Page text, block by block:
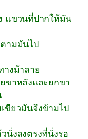
แขวนที่ปากให้มัน
ามมันไป
งม้าลาย
ขาหลังและยกขา
ขียวมันจึงข้ามไป
นั่งลงตรงที่นั่งรอ